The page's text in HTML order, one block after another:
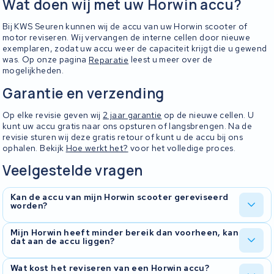
Wat doen wij met uw Horwin accu?
Bij KWS Seuren kunnen wij de accu van uw Horwin scooter of
motor reviseren. Wij vervangen de interne cellen door nieuwe
exemplaren, zodat uw accu weer de capaciteit krijgt die u gewend
was. Op onze paginaReparatie leest u meer over de
mogelijkheden.
Garantie en verzending
Op elke revisie geven wij 2 jaar garantie op de nieuwe cellen. U
kunt uw accu gratis naar ons opsturen of langsbrengen. Na de
revisie sturen wij deze gratis retour of kunt u de accu bij ons
ophalen. Bekijk Hoe werkt het? voor het volledige proces.
Veelgestelde vragen
Kan de accu van mijn Horwin scooter gereviseerd
worden?
In de meeste gevallen wel. Neemcontactmet ons op en stuur een
foto van uw accu mee. Wij beoordelen dan of revisie mogelijk is
voor uw Horwin model.
Mijn Horwin heeft minder bereik dan voorheen, kan
dat aan de accu liggen?
Ja, een afnemend bereik is vaak een teken dat de cellen in uw
Wat kost het reviseren van een Horwin accu?